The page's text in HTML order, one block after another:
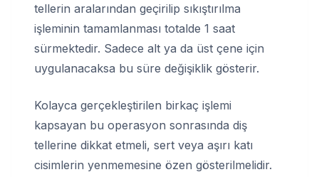
tellerin aralarından geçirilip sıkıştırılma
işleminin tamamlanması totalde 1 saat
sürmektedir. Sadece alt ya da üst çene için
uygulanacaksa bu süre değişiklik gösterir.
Kolayca gerçekleştirilen birkaç işlemi
kapsayan bu operasyon sonrasında diş
tellerine dikkat etmeli, sert veya aşırı katı
cisimlerin yenmemesine özen gösterilmelidir.